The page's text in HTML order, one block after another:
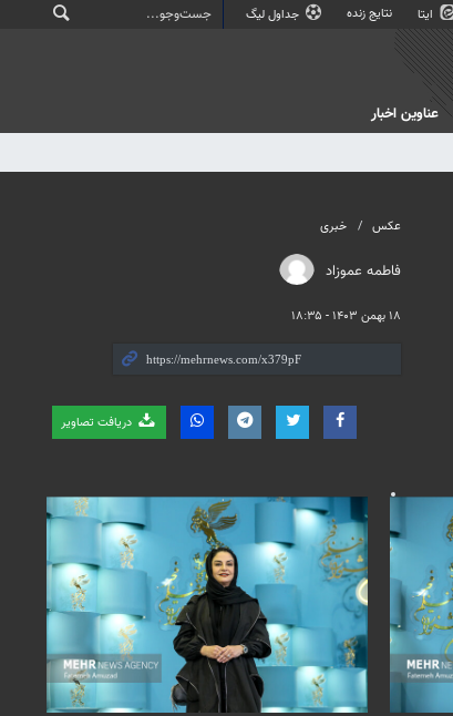
ایتا نتایج زنده جداول لیگ
عناوین اخبار
عکس خبری
فاطمه عموزاد
۱۸ بهمن ۱۴۰۳ - ۱۸:۳۵
دریافت تصاویر